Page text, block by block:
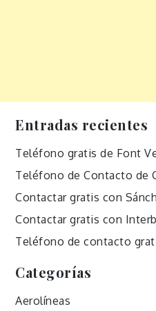
Entradas recientes
Teléfono gratis de Font
Teléfono de Contacto de
Contactar gratis con
Contactar gratis con
Teléfono de contacto
Categorías
Aerolíneas